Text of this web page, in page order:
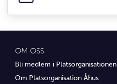
OM OSS
Bli medlem i Platsorganisationen
Om Platsorganisation Åhus